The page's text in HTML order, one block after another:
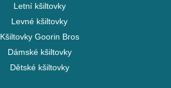
Letní kšiltovky
Levné kšiltovky
Kšiltovky Goorin Bros
Dámské kšiltovky
Dětské kšiltovky